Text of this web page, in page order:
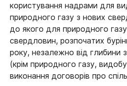
користування надрами для
природного газу з нових
до якого для природного
свердловин, розпочатих
року, незалежно від глибини
(крім природного газу,
виконання договорів про